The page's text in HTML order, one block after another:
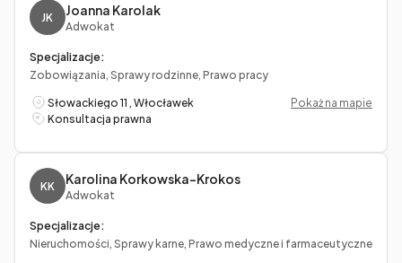
JK Joanna Karolak
Adwokat
Specjalizacje:
Zobowiązania, Sprawy rodzinne, Prawo pracy
Słowackiego 11 , Włocławek
Pokaż na mapie
Konsultacja prawna
KK Karolina Korkowska-Krokos
Adwokat
Specjalizacje:
Nieruchomości, Sprawy karne, Prawo medyczne i farmaceutyczne